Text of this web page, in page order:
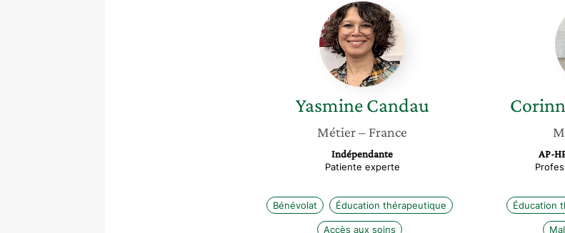
Yasmine
Candau
Yasmine Candau
Métier– France
Indépendante
Patiente experte
Bénévolat Éducation thérapeutique
Accès aux soins
AP-
Éducation